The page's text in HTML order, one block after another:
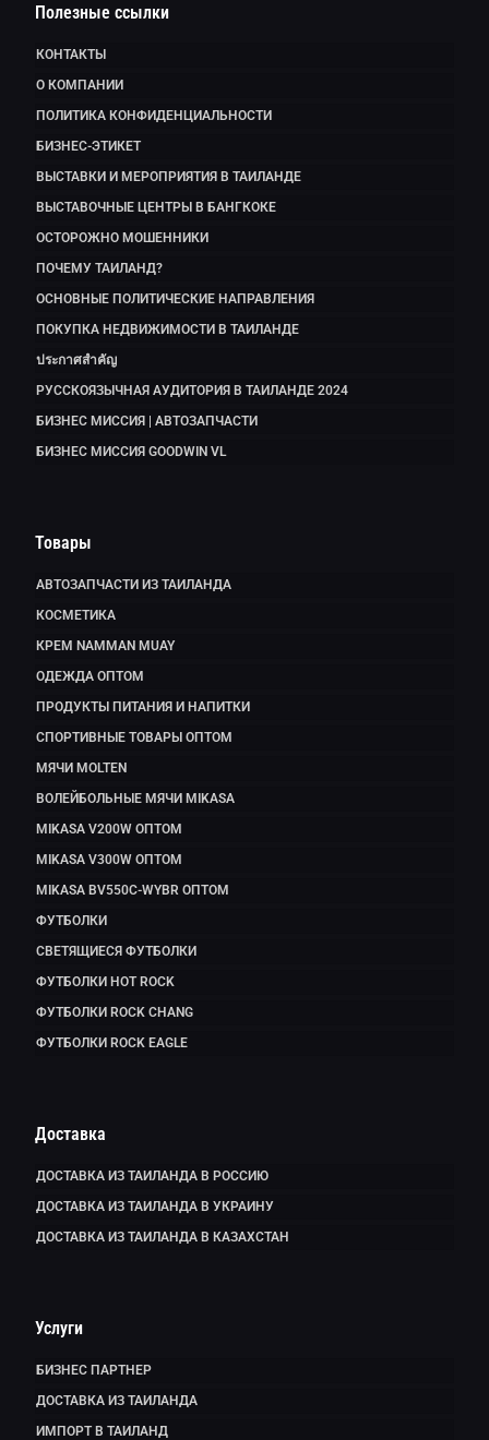
Полезные ссылки
КОНТАКТЫ
О КОМПАНИИ
ПОЛИТИКА КОНФИДЕНЦИАЛЬНОСТИ
БИЗНЕС-ЭТИКЕТ
ВЫСТАВКИ И МЕРОПРИЯТИЯ В ТАИЛАНДЕ
ВЫСТАВОЧНЫЕ ЦЕНТРЫ В БАНГКОКЕ
ОСТОРОЖНО МОШЕННИКИ
ПОЧЕМУ ТАИЛАНД?
ОСНОВНЫЕ ПОЛИТИЧЕСКИЕ НАПРАВЛЕНИЯ
ПОКУПКА НЕДВИЖИМОСТИ В ТАИЛАНДЕ
ประกาศสำคัญ
РУССКОЯЗЫЧНАЯ АУДИТОРИЯ В ТАИЛАНДЕ 2024
БИЗНЕС МИССИЯ | АВТОЗАПЧАСТИ
БИЗНЕС МИССИЯ GOODWIN VL
Товары
АВТОЗАПЧАСТИ ИЗ ТАИЛАНДА
КОСМЕТИКА
КРЕМ NAMMAN MUAY
ОДЕЖДА ОПТОМ
ПРОДУКТЫ ПИТАНИЯ И НАПИТКИ
СПОРТИВНЫЕ ТОВАРЫ ОПТОМ
МЯЧИ MOLTEN
ВОЛЕЙБОЛЬНЫЕ МЯЧИ MIKASA
MIKASA V200W ОПТОМ
MIKASA V300W ОПТОМ
MIKASA BV550C-WYBR ОПТОМ
ФУТБОЛКИ
СВЕТЯЩИЕСЯ ФУТБОЛКИ
ФУТБОЛКИ HOT ROCK
ФУТБОЛКИ ROCK CHANG
ФУТБОЛКИ ROCK EAGLE
Доставка
ДОСТАВКА ИЗ ТАИЛАНДА В РОССИЮ
ДОСТАВКА ИЗ ТАИЛАНДА В УКРАИНУ
ДОСТАВКА ИЗ ТАИЛАНДА В КАЗАХСТАН
Услуги
БИЗНЕС ПАРТНЕР
ДОСТАВКА ИЗ ТАИЛАНДА
ИМПОРТ В ТАИЛАНД